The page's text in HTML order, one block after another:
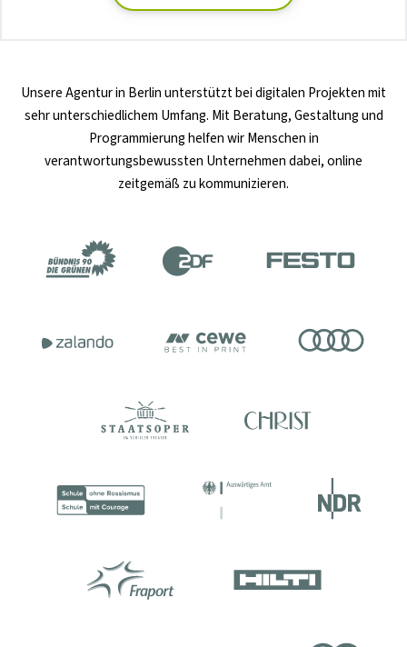
UnsereAgentur in Berlinunterstützt bei digitalen Projekten mit
sehr unterschiedlichem Umfang. Mit Beratung, Gestaltung und
Programmierung helfen wir Menschen in
verantwortungsbewussten Unternehmen dabei, online
zeitgemäß zu kommunizieren.